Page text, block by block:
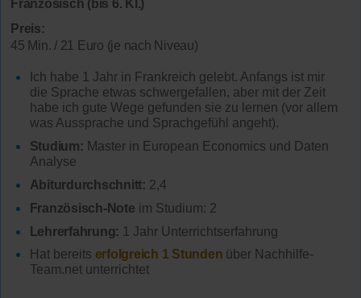
Französisch (bis 6. Kl.)
Preis:
45 Min. / 21 Euro (je nach Niveau)
Ich habe 1 Jahr in Frankreich gelebt. Anfangs ist mir
die Sprache etwas schwergefallen, aber mit der Zeit
habe ich gute Wege gefunden sie zu lernen (vor allem
was Aussprache und Sprachgefühl angeht).
Studium: Master in European Economics und Daten
Analyse
Abiturdurchschnitt: 2,4
Französisch-Note im Studium: 2
Lehrerfahrung: 1 Jahr Unterrichtserfahrung
Hat bereits erfolgreich 1 Stunden über Nachhilfe-
Team.net unterrichtet